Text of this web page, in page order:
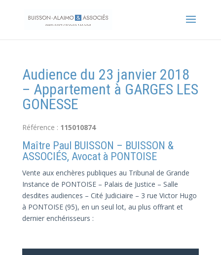
Audience du 23 janvier 2018
– Appartement à GARGES LES
GONESSE
Référence : 115010874
Maître Paul BUISSON – BUISSON &
ASSOCIÉS, Avocat à PONTOISE
Vente aux enchères publiques au Tribunal de Grande
Instance de PONTOISE – Palais de Justice – Salle
desdites audiences – Cité Judiciaire – 3 rue Victor Hugo
à PONTOISE (95), en un seul lot, au plus offrant et
dernier enchérisseurs :